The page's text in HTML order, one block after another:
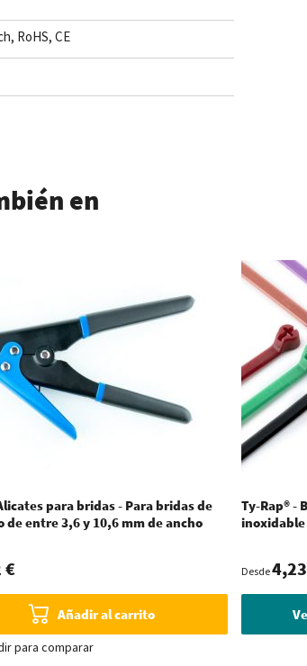
RoHS, CE
en
para bridas - Para bridas de
de entre 3,6 y 10,6 mm de ancho
€
Añadir al carrito
para comparar
Ty-Rap® -
inoxidable
Desde